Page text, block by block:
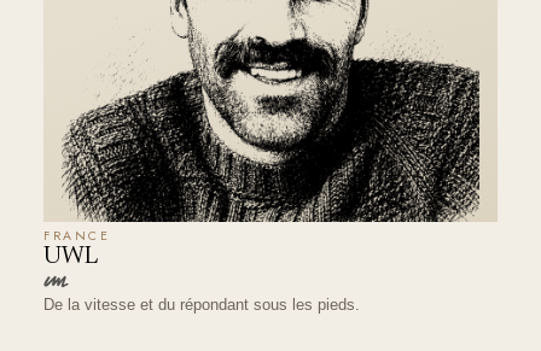
FRANCE
UWL
De la vitesse et du répondant sous les pieds.